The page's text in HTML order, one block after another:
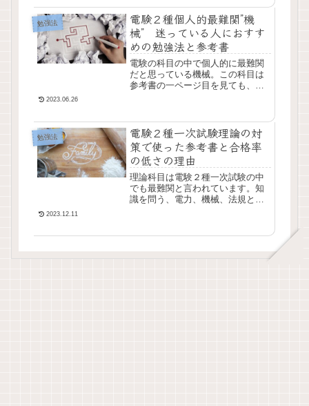
社会人一年生でした。...
勉強法
電験２種個人的最難関”機
械” 迷っている人におすす
めの勉強法と参考書
電験の科目の中で個人的に最難関
だと思っている機械。この科目は
参考書の一ページ目を見ても、な
電験２種の勉強をし始め...
2023.06.26
勉強法
電験２種一次試験理論の対
策で使った参考書と合格率
の低さの理由
理論科目は電験２種一次試験の中
でも最難関と言われています。知
識を問う、電力、機械、法規と違
2023.12.11